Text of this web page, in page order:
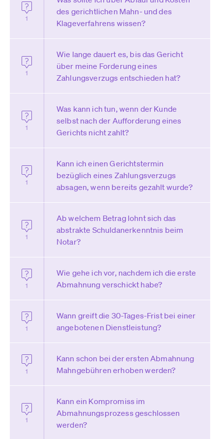
1
des gerichtlichen Mahn- und des
Klageverfahrens wissen?
1
Wie lange dauert es, bis das Gericht
über meine Forderung eines
Zahlungsverzugs entschieden hat?
1
Was kann ich tun, wenn der Kunde
selbst nach der Aufforderung eines
Gerichts nicht zahlt?
1
Kann ich einen Gerichtstermin
bezüglich eines Zahlungsverzugs
absagen, wenn bereits gezahlt wurde?
1
Ab welchem Betrag lohnt sich das
abstrakte Schuldanerkenntnis beim
Notar?
1
Wie gehe ich vor, nachdem ich die erste
Abmahnung verschickt habe?
1
Wann greift die 30-Tages-Frist bei einer
angebotenen Dienstleistung?
1
Kann schon bei der ersten Abmahnung
Mahngebühren erhoben werden?
1
Kann ein Kompromiss im
Abmahnungsprozess geschlossen
werden?